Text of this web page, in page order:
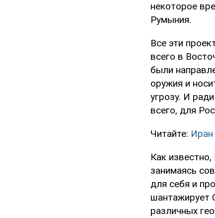
некоторое
Румыния.
Все эти
всего в
были
оружия и
угрозу. И
всего, для
Читайте: Иран
Как
занимаясь
для себя и
шантажирует
различных